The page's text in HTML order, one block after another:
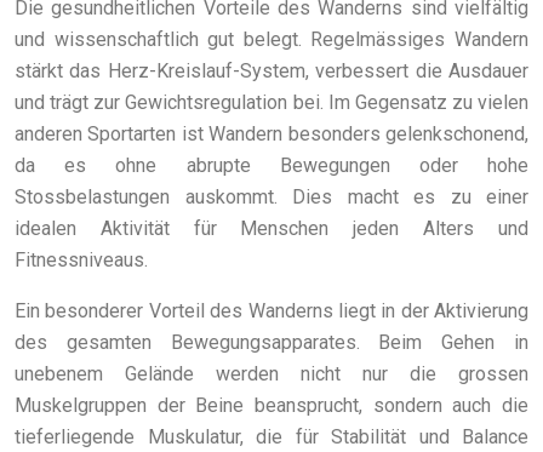
Die gesundheitlichen Vorteile des Wanderns sind vielfältig
und wissenschaftlich gut belegt. Regelmässiges Wandern
stärkt das Herz-Kreislauf-System, verbessert die Ausdauer
und trägt zur Gewichtsregulation bei. Im Gegensatz zu vielen
anderen Sportarten ist Wandern besonders gelenkschonend,
da es ohne abrupte Bewegungen oder hohe
Stossbelastungen auskommt. Dies macht es zu einer
idealen Aktivität für Menschen jeden Alters und
Fitnessniveaus.
Ein besonderer Vorteil des Wanderns liegt in der Aktivierung
des gesamten Bewegungsapparates. Beim Gehen in
unebenem Gelände werden nicht nur die grossen
Muskelgruppen der Beine beansprucht, sondern auch die
tieferliegende Muskulatur, die für Stabilität und Balance